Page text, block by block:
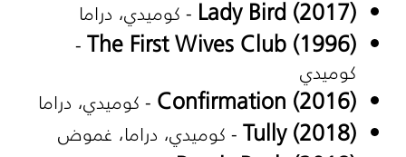
Lady Bird (2017) - كوميدي، دراما
The First Wives Club (1996)
-
كوميدي
Confirmation (2016) - كوميدي، دراما
Tully (2018)- كوميدي، دراما، غموض